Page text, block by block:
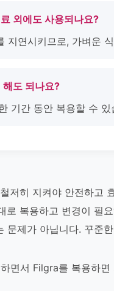
외에도 사용되나요?
지연시키므로, 가벼운
도 되나요?
기간 동안 복용할 수
저히 지켜야 안전하고
로 복용하고 변경이 필
문제가 아닙니다. 꾸준
면서 Filgra를 복용하